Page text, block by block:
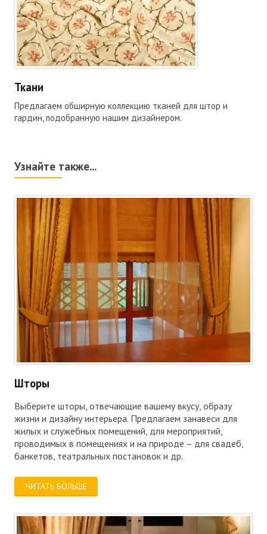
Ткани
Предлагаем обширную коллекцию тканей для штор и
гардин, подобранную нашим дизайнером.
Узнайте также...
Шторы
Выберите шторы, отвечающие вашему вкусу, образу
жизни и дизайну интерьера. Предлагаем занавеси для
жилых и служебных помещений, для мероприятий,
проводимых в помещениях и на природе – для свадеб,
банкетов, театральных постановок и др.
ЧИТАТЬ БОЛЬШЕ